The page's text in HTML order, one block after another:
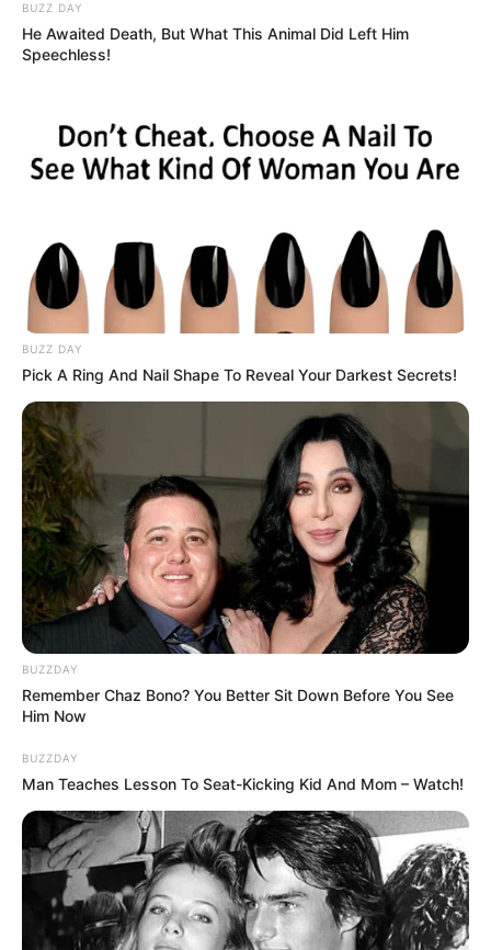
BUZZ DAY
He Awaited Death, But What This Animal Did Left Him
Speechless!
BUZZ DAY
Pick A Ring And Nail Shape To Reveal Your Darkest Secrets!
BUZZDAY
Remember Chaz Bono? You Better Sit Down Before You See
Him Now
BUZZDAY
Man Teaches Lesson To Seat-Kicking Kid And Mom – Watch!